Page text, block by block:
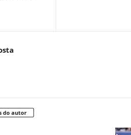
do autor